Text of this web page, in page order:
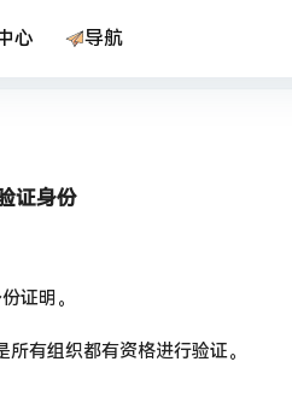
心 导航
证身份
证明。
有组织都有资格进行验证。